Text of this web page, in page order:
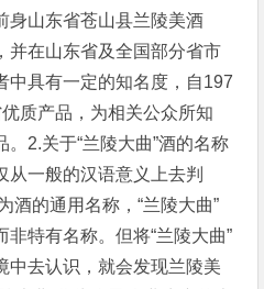
身山东省苍山县兰陵美酒
并在山东省及全国部分省市
中具有一定的知名度，自197
质产品，为相关公众所知
2.关于“兰陵大曲”酒的名称
从一般的汉语意义上去判
酒的通用名称，“兰陵大曲”
特有名称。但将“兰陵大曲”
中去认识，就会发现兰陵美